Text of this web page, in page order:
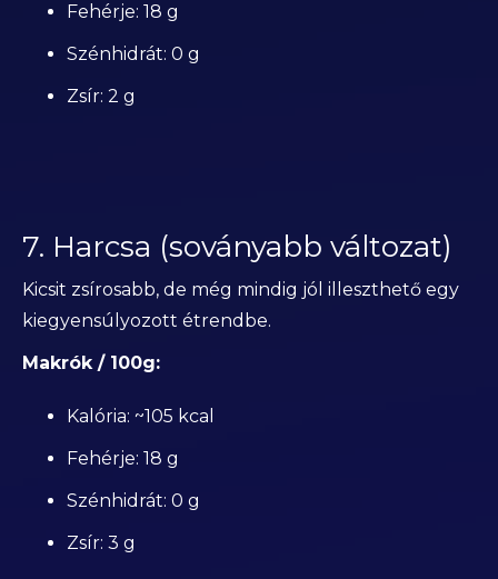
Fehérje: 18 g
Szénhidrát: 0 g
Zsír: 2 g
7. Harcsa (soványabb változat)
Kicsit zsírosabb, de még mindig jól illeszthető egy
kiegyensúlyozott étrendbe.
Makrók / 100g:
Kalória: ~105 kcal
Fehérje: 18 g
Szénhidrát: 0 g
Zsír: 3 g